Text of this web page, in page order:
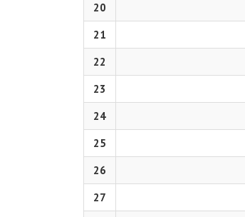
20
21
22
23
24
25
26
27